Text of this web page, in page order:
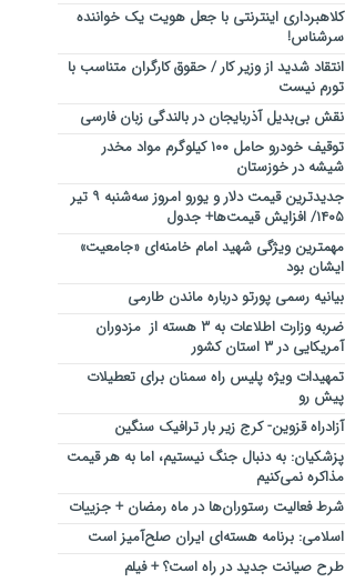
کلاهبرداری اینترنتی با جعل هویت یک خواننده
سرشناس!
انتقاد شدید از وزیر کار / حقوق کارگران متناسب با
تورم نیست
نقش بی‌بدیل آذربایجان در بالندگی زبان فارسی
توقیف خودرو حامل ۱۰۰ کیلوگرم مواد مخدر
شیشه در خوزستان
جدیدترین قیمت دلار و یورو امروز سه‌شنبه ۹ تیر
۱۴۰۵/ افزایش قیمت‌ها+ جدول
مهمترین ویژگی شهید امام خامنه‌ای «جامعیت»
ایشان بود
بیانیه رسمی پورتو درباره ماندن طارمی
ضربه وزارت اطلاعات به ۳ هسته از مزدوران
آمریکایی در ۳ استان کشور
تمهیدات ویژه پلیس راه سمنان برای تعطیلات
پیش رو
آزادراه قزوین- کرج زیر بار ترافیک سنگین
پزشکیان: به دنبال جنگ نیستیم، اما به هر قیمت
مذاکره نمی‌کنیم
شرط فعالیت رستوران‌ها در ماه رمضان + جزییات
اسلامی: برنامه هسته‌ای ایران صلح‌آمیز است
طرح صیانت جدید در راه است؟ + فیلم